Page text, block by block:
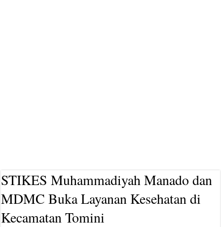
STIKES Muhammadiyah Manado dan
MDMC Buka Layanan Kesehatan di
Kecamatan Tomini